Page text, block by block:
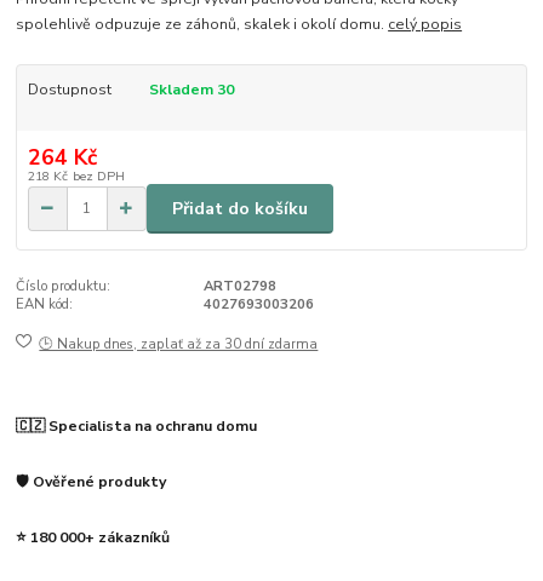
spolehlivě odpuzuje ze záhonů, skalek i okolí domu. celý popis
Dostupnost Skladem 30
264 Kč
218 Kč bez DPH
Přidat do košíku
Číslo produktu:
ART02798
EAN kód:
4027693003206
🕒 Nakup dnes, zaplať až za 30 dní zdarma
🇨🇿 Specialista na ochranu domu
🛡️ Ověřené produkty
⭐ 180 000+ zákazníků